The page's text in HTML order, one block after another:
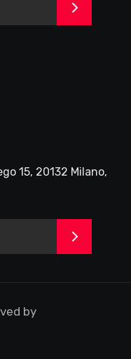
>
15, 20132 Milano,
>
by